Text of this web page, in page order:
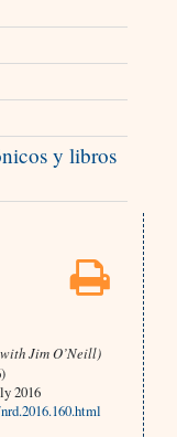
y libros
Jim O’Neill)
2016